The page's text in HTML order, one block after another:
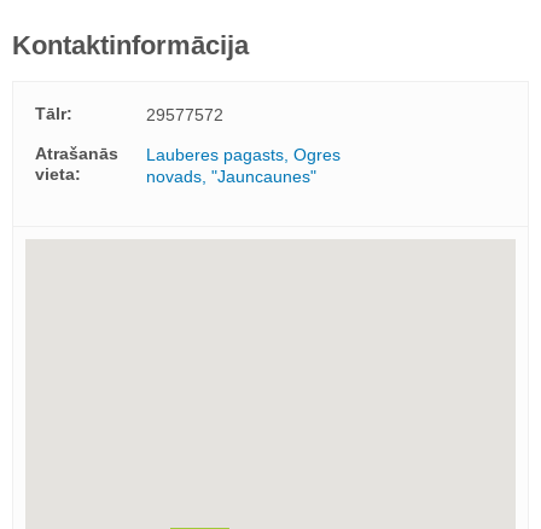
Kontaktinformācija
Tālr:
29577572
Atrašanās
vieta:
Lauberes pagasts, Ogres
novads, "Jauncaunes"